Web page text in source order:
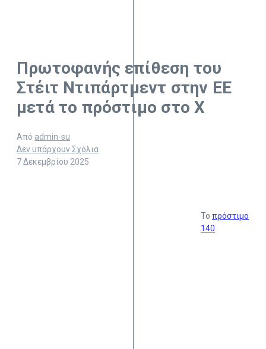
Πρωτοφανής επίθεση του
Στέιτ Ντιπάρτμεντ στην ΕΕ
μετά το πρόστιμο στο Χ
Από admin-su
Δεν υπάρχουν Σχόλια
7 Δεκεμβρίου 2025
To πρόστιμο
140